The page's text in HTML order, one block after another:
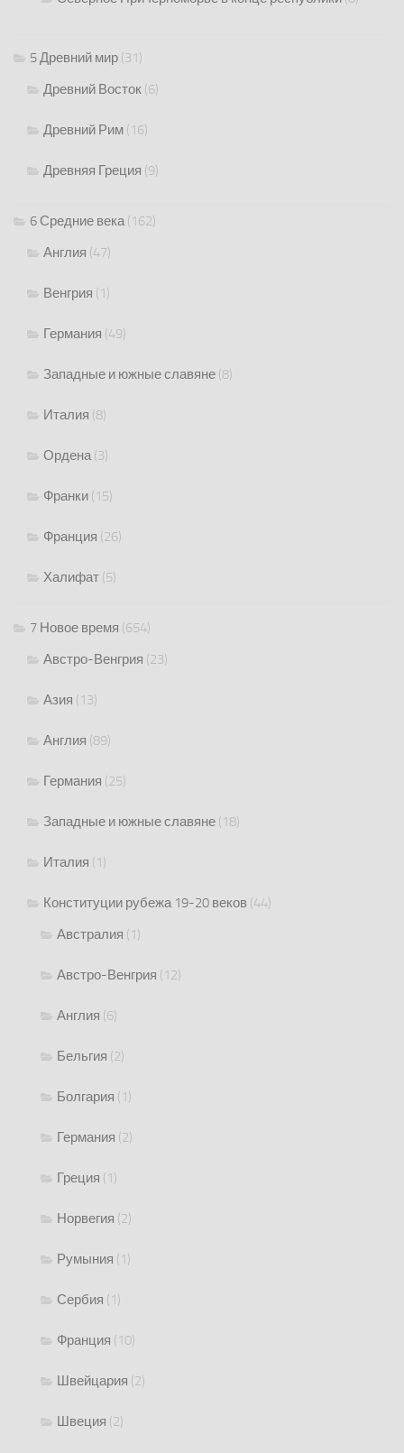
5 Древний мир (31)
Древний Восток (6)
Древний Рим (16)
Древняя Греция (9)
6 Средние века(162)
Англия (47)
Венгрия (1)
Германия (49)
Западные и южные славяне (8)
Италия (8)
Ордена(3)
Франки (15)
Франция (26)
Халифат (5)
7 Новое время (654)
Австро-Венгрия (23)
Азия (13)
Англия (89)
Германия (25)
Западные и южные славяне (18)
Италия (1)
Конституции рубежа 19-20 веков (44)
Австралия (1)
Австро-Венгрия (12)
Англия (6)
Бельгия (2)
Болгария (1)
Германия (2)
Греция (1)
Норвегия (2)
Румыния (1)
Сербия (1)
Франция (10)
Швейцария (2)
Швеция (2)